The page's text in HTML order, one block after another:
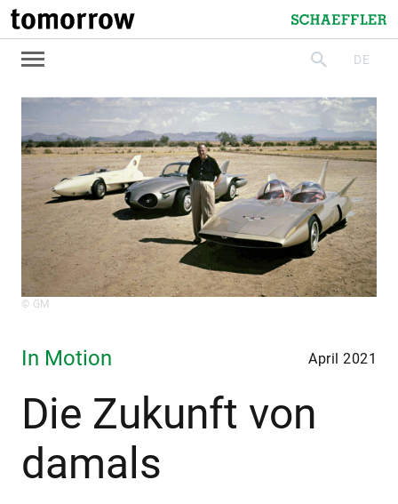
tomorrow
Schaeffler
suchenDE
© GM
In Motion April 2021
Die Zukunft von
damals